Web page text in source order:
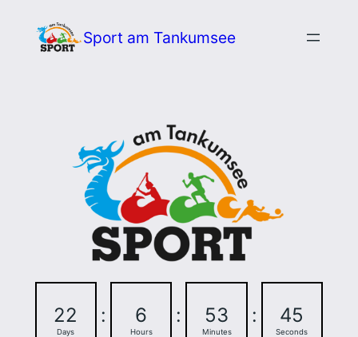
Inhalt
Sport am Tankumsee
22
Days
: 6
Hours
: 53
Minutes
: 45
Seconds